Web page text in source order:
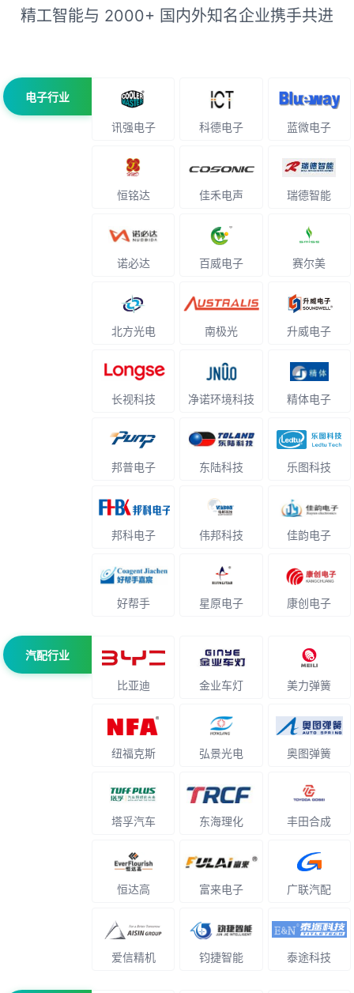
精工智能与 2000+ 国内外知名企业携手共进
电子行业
讯强电子 科德电子 蓝微电子
恒铭达 佳禾电声 瑞德智能
诺必达 百威电子 赛尔美
北方光电 南极光 升威电子
长视科技 净诺环境科技 精体电子
邦普电子 东陆科技 乐图科技
邦科电子 伟邦科技 佳韵电子
好帮手 星原电子 康创电子
汽配行业
比亚迪 金业车灯 美力弹簧
纽福克斯 弘景光电 奥图弹簧
塔孚汽车 东海理化 丰田合成
恒达高 富来电子 广联汽配
爱信精机 钧捷智能 泰途科技